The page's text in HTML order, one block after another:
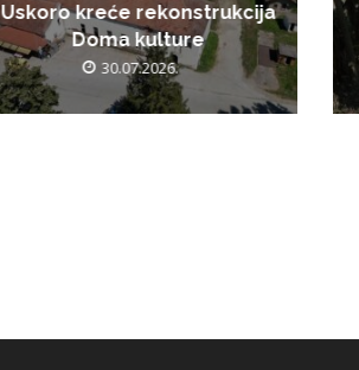
Uskoro kreće rekonstrukcija
Doma kulture
30.07.2026.